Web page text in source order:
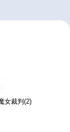
女裁判(2)